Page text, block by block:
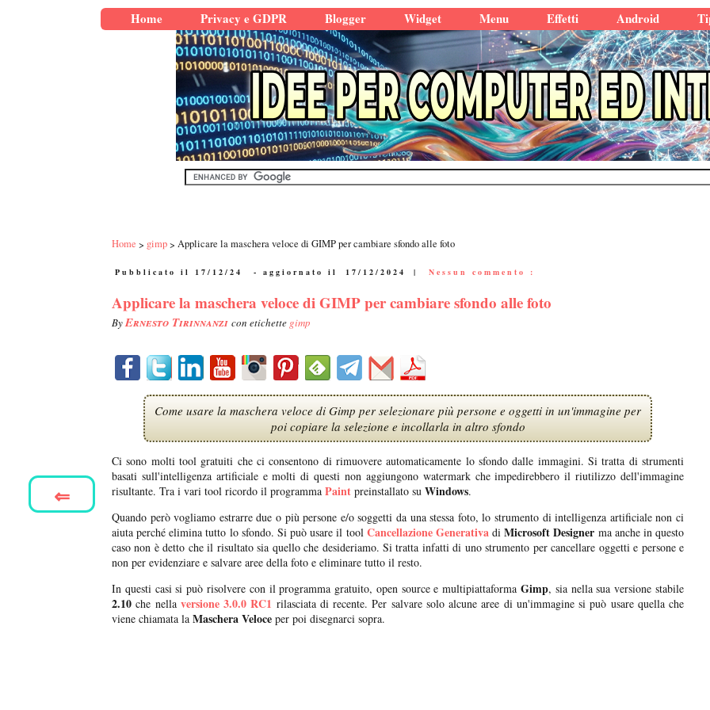
Home Privacy e GDPR Blogger Widget Menu Effetti Android
Home gimp Applicare la maschera veloce di GIMP per cambiare sfondo alle foto
Pubblicato il 17/12/24 - aggiornato il 17/12/2024 | Nessun commento :
Applicare la maschera veloce di GIMP per cambiare sfondo alle foto
ByErnesto Tirinnanzi con etichette gimp
Come usare la maschera veloce di Gimp per selezionare più persone e oggetti in un'immagine per
poi copiare la selezione e incollarla in altro sfondo
Ci sono molti tool gratuiti che ci consentono di rimuovere automaticamente lo sfondo dalle immagini. Si tratta di strumenti
basati sull'intelligenza artificiale e molti di questi non aggiungono watermark che impedirebbero il riutilizzo dell'immagine
risultante. Tra i vari tool ricordo il programma Paint preinstallato su Windows.
Quando però vogliamo estrarre due o più persone e/o soggetti da una stessa foto, lo strumento di intelligenza artificiale non ci
aiuta perché elimina tutto lo sfondo. Si può usare il tool Cancellazione GenerativadiMicrosoft Designer ma anche in questo
caso non è detto che il risultato sia quello che desideriamo. Si tratta infatti di uno strumento per cancellare oggetti e persone e
non per evidenziare e salvare aree della foto e eliminare tutto il resto.
In questi casi si può risolvere con il programma gratuito, open source e multipiattaformaGimp, sia nella sua versione stabile
2.10 che nella versione 3.0.0 RC1 rilasciata di recente. Per salvare solo alcune aree di un'immagine si può usare quella che
viene chiamata la Maschera Veloce per poi disegnarci sopra.
⇐